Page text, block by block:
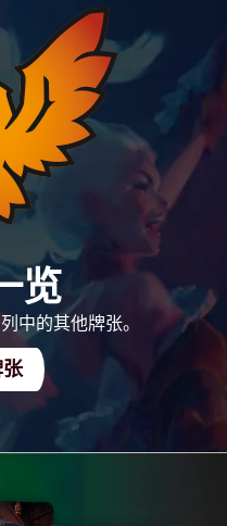
览
中的其他牌张。